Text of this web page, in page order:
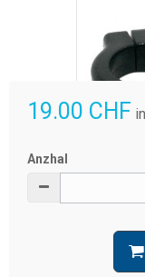
19.00 CHF
Anzhal